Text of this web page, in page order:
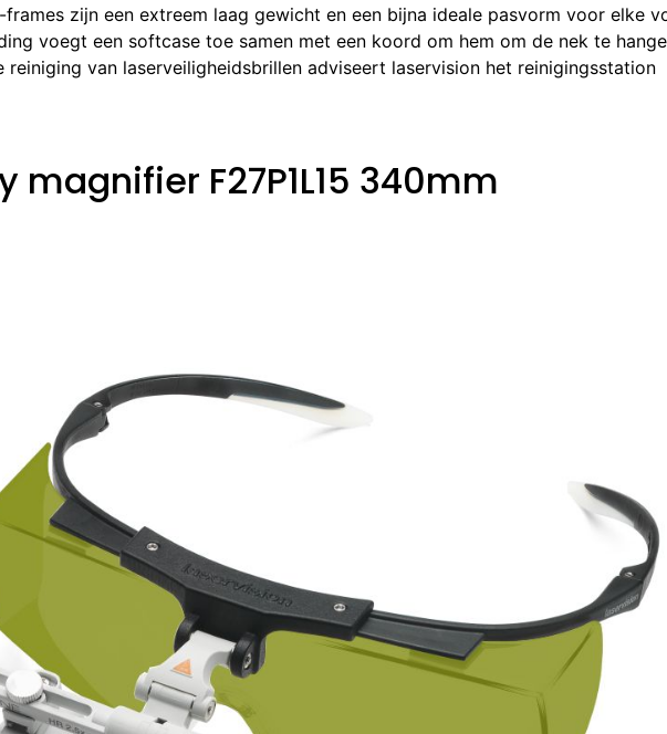
frames zijn een extreem laag gewicht en een bijna ideale pasvorm voor elke
voegt een softcase toe samen met een koord om hem om de nek te
reiniging van laserveiligheidsbrillen adviseert laservision het reinigingsstation
magnifier F27P1L15 340mm